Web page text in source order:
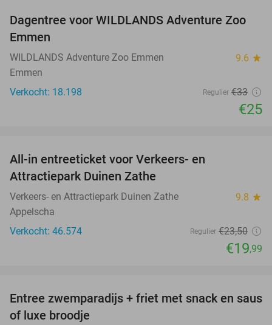
24%
Dagentree voor WILDLANDS Adventure Zoo
Emmen
WILDLANDS Adventure Zoo Emmen 9.6 star
Emmen
Verkocht: 18.198
Regulier €33
€25
All-in entreeticket voor Verkeers- en
Attractiepark Duinen Zathe
Verkeers- en Attractiepark Duinen Zathe 9.8 star
Appelscha
Verkocht: 46.574
Regulier €23,50
€19,99
20%
Entree zwemparadijs + friet met snack en saus
of luxe broodje